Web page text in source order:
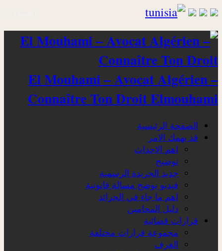
El Mouhami – Avocat Algérien –
Connaître Ton Droit Elmouhami
الصفحة الرئيسية
قد يهمك الامر
اهم الاحداث
توضيح
جديد الجريدة الرسمية
فيديو يوضح مسالة قانونية
اهم ما جاء في الجرائد
دليل المحامين
قرارات قضائية
مجموعة قرارات مختلفة
الغرف